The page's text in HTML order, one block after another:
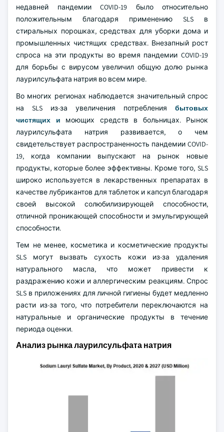
недавней пандемии COVID-19 было относительно
положительным благодаря применению SLS в
стиральных порошках, средствах для уборки дома и
промышленных чистящих средствах. Внезапный рост
спроса на эти продукты во время пандемии COVID-19
для борьбы с вирусом увеличил общую долю рынка
лаурилсульфата натрия во всем мире.
Во многих регионах наблюдается значительный спрос
на SLS из-за увеличения потребления бытовых
чистящих и моющих средств в больницах. Рынок
лаурилсульфата натрия развивается, о чем
свидетельствует распространенность пандемии COVID-
19, когда компании выпускают на рынок новые
продукты, которые более эффективны. Кроме того, SLS
широко используется в лекарственных препаратах в
качестве лубрикантов для таблеток и капсул благодаря
своей высокой солюбилизирующей способности,
отличной проникающей способности и эмульгирующей
способности.
Тем не менее, косметика и косметические продукты
SLS могут вызвать сухость кожи из-за удаления
натурального масла, что может привести к
раздражению кожи и аллергическим реакциям. Спрос
SLS в приложениях для личной гигиены будет медленно
расти из-за того, что потребители переключаются на
натуральные и органические продукты в течение
периода оценки.
Анализ рынка лаурилсульфата натрия